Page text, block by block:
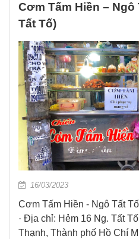
Cơm Tấm Hiền – Ngô
Tất Tố)
16/03/2023
Cơm Tấm Hiền - Ngô Tất
· Địa chỉ: Hẻm 16 Ng. Tất
Thạnh, Thành phố Hồ Chí